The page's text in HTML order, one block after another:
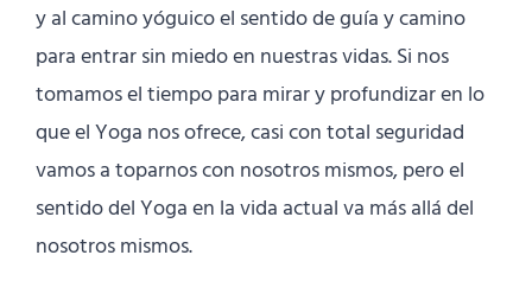
y al camino yóguico el sentido de guía y camino
para entrar sin miedo en nuestras vidas. Si nos
tomamos el tiempo para mirar y profundizar en lo
que el Yoga nos ofrece, casi con total seguridad
vamos a toparnos con nosotros mismos, pero el
sentido del Yoga en la vida actual va más allá del
nosotros mismos.